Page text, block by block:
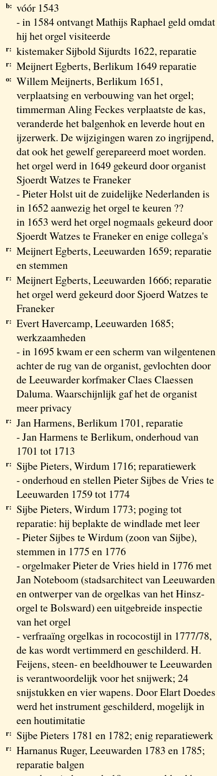
b: vóór 1543
- in 1584 ontvangt Mathijs Raphael geld omdat
hij het orgel visiteerde
r: kistemaker Sijbold Sijurdts 1622, reparatie
r: Meijnert Egberts, Berlikum 1649 reparatie
o: Willem Meijnerts, Berlikum 1651,
verplaatsing en verbouwing van het orgel;
timmerman Aling Feckes verplaatste de kas,
veranderde het balgenhok en leverde hout en
ijzerwerk. De wijzigingen waren zo ingrijpend,
dat ook het gewelf gerepareerd moet worden.
het orgel werd in 1649 gekeurd door organist
Sjoerdt Watzes te Franeker
- Pieter Holst uit de zuidelijke Nederlanden is
in 1652 aanwezig het orgel te keuren ??
in 1653 werd het orgel nogmaals gekeurd door
Sjoerdt Watzes te Franeker en enige collega's
r: Meijnert Egberts, Leeuwarden 1659; reparatie
en stemmen
r: Meijnert Egberts, Leeuwarden 1666; reparatie
het orgel werd gekeurd door Sjoerd Watzes te
Franeker
r: Evert Havercamp, Leeuwarden 1685;
werkzaamheden
- in 1695 kwam er een scherm van wilgentenen
achter de rug van de organist, gevlochten door
de Leeuwarder korfmaker Claes Claessen
Daluma. Waarschijnlijk gaf het de organist
meer privacy
r: Jan Harmens, Berlikum 1701, reparatie
- Jan Harmens te Berlikum, onderhoud van
1701 tot 1713
r: Sijbe Pieters, Wirdum 1716; reparatiewerk
- onderhoud en stellen Pieter Sijbes de Vries te
Leeuwarden 1759 tot 1774
r: Sijbe Pieters, Wirdum 1773; poging tot
reparatie: hij beplakte de windlade met leer
- Pieter Sijbes te Wirdum (zoon van Sijbe),
stemmen in 1775 en 1776
- orgelmaker Pieter de Vries hield in 1776 met
Jan Noteboom (stadsarchitect van Leeuwarden
en ontwerper van de orgelkas van het Hinsz-
orgel te Bolsward) een uitgebreide inspectie
van het orgel
- verfraaïng orgelkas in rococostijl in 1777/78,
de kas wordt vertimmerd en geschilderd. H.
Feijens, steen- en beeldhouwer te Leeuwarden
is verantwoordelijk voor het snijwerk; 24
snijstukken en vier wapens. Door Elart Doedes
werd het instrument geschilderd, mogelijk in
een houtimitatie
r: Sijbe Pieters 1781 en 1782; enig reparatiewerk
r: Harnanus Ruger, Leeuwarden 1783 en 1785;
reparatie balgen